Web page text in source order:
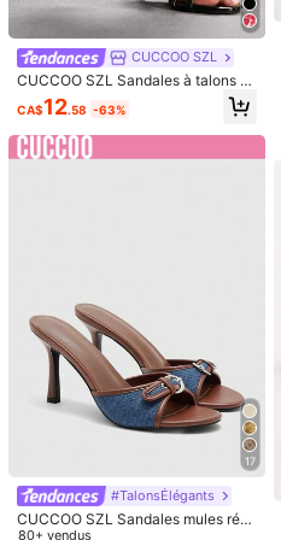
B***a
Itwasamazingandbeautiful
สวยสีสรรค์สดใส
montei
CUCCOO SZL
CUCCOO SZL Sandales à talons h
auts à boucle pour femmes, pour un
port quotidien à la mode
CA$12.58 -63%
17
#TalonsÉlégants
CUCCOO SZL Sandales mules rétr
o à bout rond avec talon haut de 3,
80+ vendus